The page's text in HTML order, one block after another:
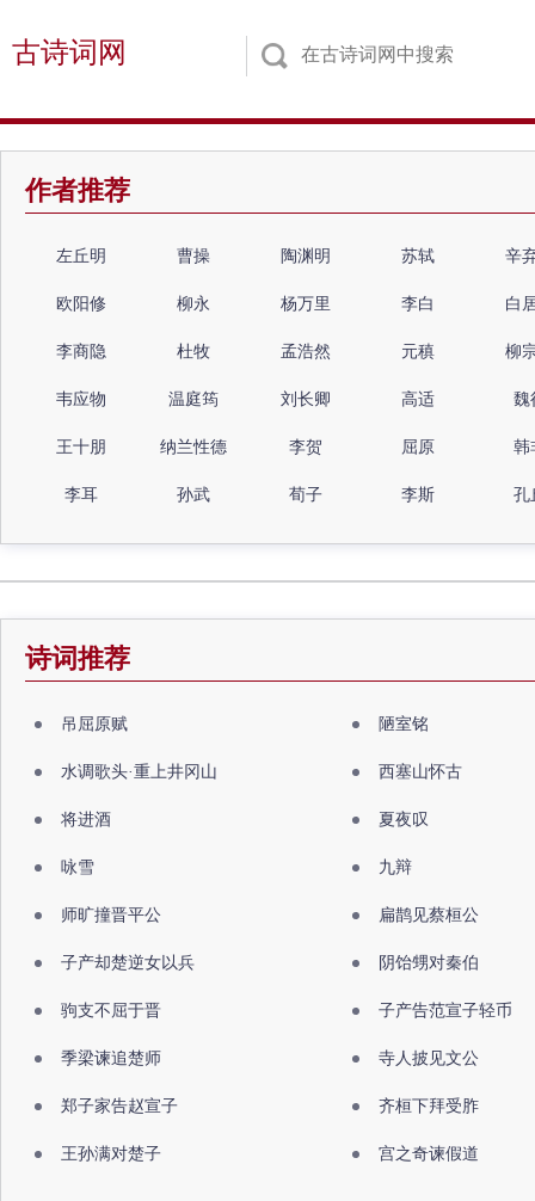
古诗词网
作者推荐
左丘明 曹操 陶渊明 苏轼 辛
欧阳修 柳永 杨万里 李白 白
李商隐 杜牧 孟浩然 元稹 柳
韦应物 温庭筠 刘长卿 高适 魏
王十朋 纳兰性德 李贺 屈原 韩
李耳 孙武 荀子 李斯 孔
诗词推荐
吊屈原赋 陋室铭
水调歌头·重上井冈山 西塞山怀古
将进酒 夏夜叹
咏雪 九辩
师旷撞晋平公 扁鹊见蔡桓公
子产却楚逆女以兵 阴饴甥对秦伯
驹支不屈于晋 子产告范宣子轻币
季梁谏追楚师 寺人披见文公
郑子家告赵宣子 齐桓下拜受胙
王孙满对楚子 宫之奇谏假道